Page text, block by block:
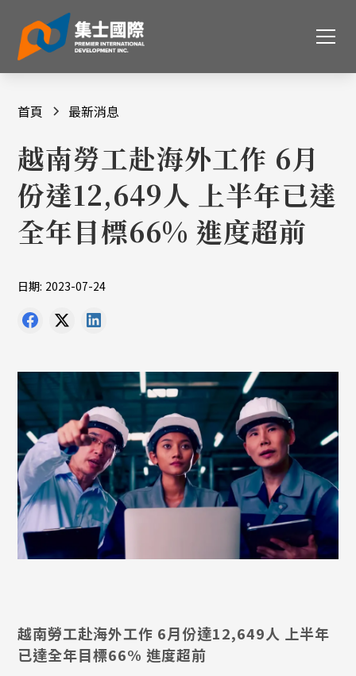
首頁 最新消息
越南勞工赴海外工作 6月
份達12,649人 上半年已達
全年目標66% 進度超前
日期: 2023-07-24
越南勞工赴海外工作 6月份達12,649人 上半年
已達全年目標66% 進度超前